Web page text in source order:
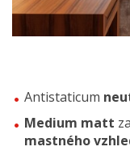
Antistaticum
Medium matt
mastného